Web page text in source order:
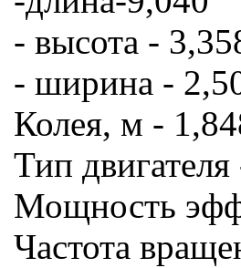
- высота -
- ширина -
Колея, м -
Тип
Мощность
Частота